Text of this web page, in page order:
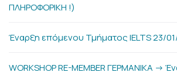
ΠΛΗΡΟΦΟΡΙΚΗ !)
Έναρξη επόμενου Τμήματος IELTS 23/
WORKSHOP RE-MEMBER ΓΕΡΜΑΝΙΚΑ ->